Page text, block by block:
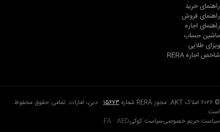
راهنمای خرید
راهنمای فروش
راهنمای اجاره
ماشین حساب
ویزای طلایی
شاخص اجاره RERA
© ۲۰۲۶ املاک AKT. مجوز RERA شماره ۱۵۶۷۳ · دبی، امارات. تمامی حقوق محفوظ
است.
سیاست حریم خصوصیسیاست کوکیFA · AED